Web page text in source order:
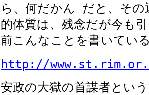
ら、何だかん だと、その
的体質は、残念だが今も
前こんなことを書いてい
http://
安政の大獄の首謀者とい